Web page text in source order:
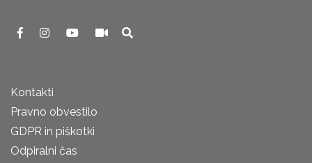
Kontakti
Pravno obvestilo
GDPR in piškotki
Odpiralni čas